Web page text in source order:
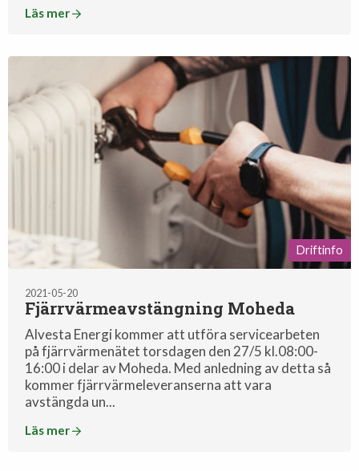
Läs mer
Driftinfo
2021-05-20
Fjärrvärmeavstängning Moheda
Alvesta Energi kommer att utföra servicearbeten
på fjärrvärmenätet torsdagen den 27/5 kl.08:00-
16:00 i delar av Moheda. Med anledning av detta så
kommer fjärrvärmeleveranserna att vara
avstängda un...
Läs mer